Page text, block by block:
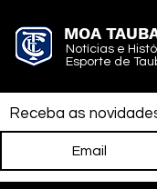
MOA
Notícias e
Esporte de
Receba as